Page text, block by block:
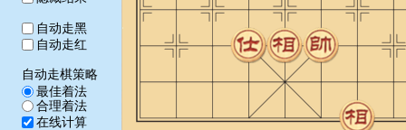
自动走黑
自动走红
自动走棋策略
最佳着法
合理着法
在线计算